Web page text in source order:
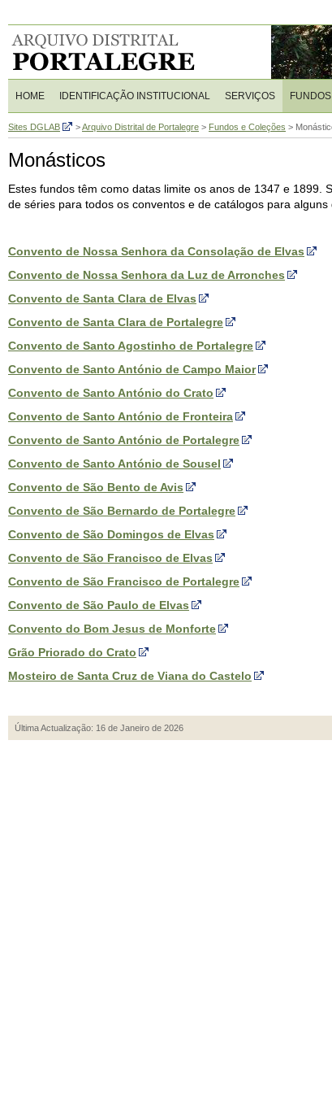
HOME IDENTIFICAÇÃO INSTITUCIONAL SERVIÇOS
Sites DGLAB >Arquivo Distrital de Portalegre > Fundos e Coleções >
Monásticos
Estes fundos têm como datas limite os anos de 1347 e
de séries para todos os conventos e de catálogos para alguns
Convento de Nossa Senhora da Consolação de Elvas
Convento de Nossa Senhora da Luz de Arronches
Convento de Santa Clara de Elvas
Convento de Santa Clara de Portalegre
Convento de Santo Agostinho de Portalegre
Convento de Santo António de Campo Maior
Convento de Santo António do Crato
Convento de Santo António de Fronteira
Convento de Santo António de Portalegre
Convento de Santo António de Sousel
Convento de São Bento de Avis
Convento de São Bernardo de Portalegre
Convento de São Domingos de Elvas
Convento de São Francisco de Elvas
Convento de São Francisco de Portalegre
Convento de São Paulo de Elvas
Convento do Bom Jesus de Monforte
Grão Priorado do Crato
Mosteiro de Santa Cruz de Viana do Castelo
Última Actualização: 16 de Janeiro de 2026